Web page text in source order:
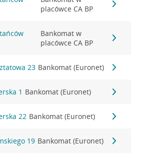
placówce CA BP
Bankomat w
placówce CA BP
23 Bankomat (Euronet)
1 Bankomat (Euronet)
22 Bankomat (Euronet)
19 Bankomat (Euronet)